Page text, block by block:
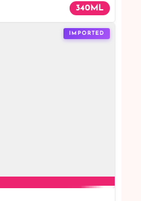
340ML
IMPORTED